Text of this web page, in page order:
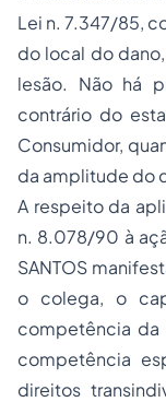
Lei n. 7.347/85,
do local do
lesão. Não há
contrário do
Consumidor,
da amplitude do
A respeito da
n. 8.078/90 à
SANTOS
o colega, o
competência da
competência
direitos